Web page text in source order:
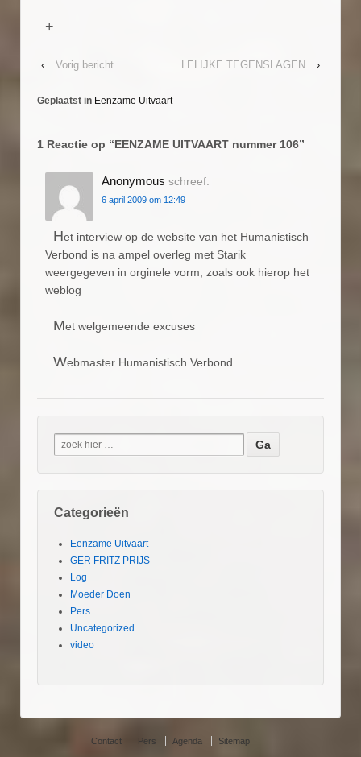
+
‹ Vorig bericht LELIJKE TEGENSLAGEN ›
Geplaatst in Eenzame Uitvaart
1 Reactie op “EENZAME UITVAART nummer 106”
Anonymous schreef:
6 april 2009 om 12:49
Het interview op de website van het Humanistisch
Verbond is na ampel overleg met Starik
weergegeven in orginele vorm, zoals ook hierop het
weblog
Met welgemeende excuses
Webmaster Humanistisch Verbond
Categorieën
Eenzame Uitvaart
GER FRITZ PRIJS
Log
Moeder Doen
Pers
Uncategorized
video
Contact Pers Agenda Sitemap